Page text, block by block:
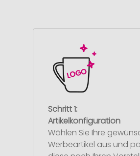
Schritt 1:
Artikelkonfiguration
Wählen Sie Ihre
Werbeartikel aus und